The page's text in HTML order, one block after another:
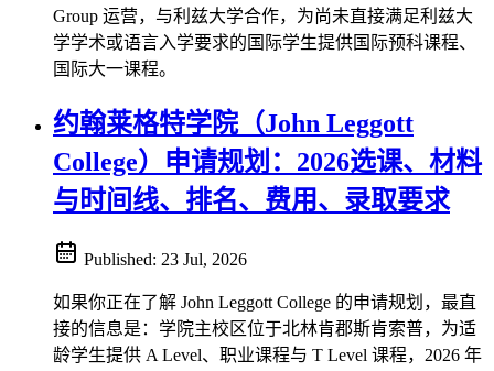
Group 运营，与利兹大学合作，为尚未直接满足利兹大
学学术或语言入学要求的国际学生提供国际预科课程、
国际大一课程。
约翰莱格特学院（John Leggott
College）申请规划：2026选课、材料
与时间线、排名、费用、录取要求
Published: 23 Jul, 2026
如果你正在了解 John Leggott College 的申请规划，最直
接的信息是：学院主校区位于北林肯郡斯肯索普，为适
龄学生提供 A Level、职业课程与 T Level 课程，2026 年